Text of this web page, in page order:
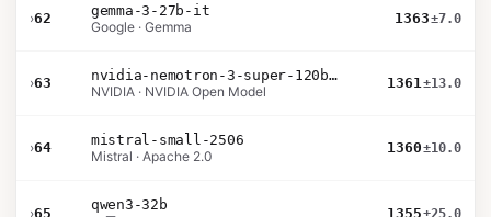
›62
gemma-3-27b-it
Google · Gemma
1363±7.0
›63
nvidia-nemotron-3-super-120b-a12b
NVIDIA · NVIDIA Open Model
1361±13.0
›64
mistral-small-2506
Mistral · Apache 2.0
1360±10.0
›65
qwen3-32b
1355±25.0